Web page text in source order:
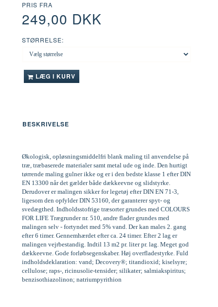
PRIS FRA
249,00 DKK
STØRRELSE:
LÆG I KURV
BESKRIVELSE
Økologisk, opløsningsmiddelfri blank maling til anvendelse på
træ, træbaserede materialer samt metal ude og inde. Den hurtigt
tørrende maling gulner ikke og er i den bedste klasse 1 efter DIN
EN 13300 når det gælder både dækkeevne og slidstyrke.
Derudover er malingen sikker for legetøj efter DIN EN 71-3,
ligesom den opfylder DIN 53160, der garanterer spyt- og
svedægthed. Indholdsstofrige træsorter grundes med COLOURS
FOR LIFE Trægrunder nr. 510, andre flader grundes med
malingen selv - fortyndet med 5% vand. Der kan males 2. gang
efter 6 timer. Gennemhærdet efter ca. 24 timer. Efter 2 lag er
malingen vejrbestandig. Indtil 13 m2 pr. liter pr. lag. Meget god
dækkeevne. Gode forløbsegenskaber. Høj overfladestyrke. Fuld
indholdsdeklaration: vand; Decovery®; titandioxid; kiselsyre;
cellulose; raps-, ricinusolie-tensider; silikater; salmiakspiritus;
benzisothiazolinon; natriumpyrithion